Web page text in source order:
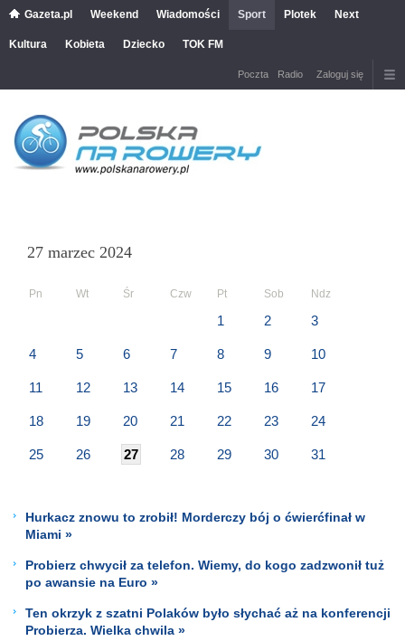
Gazeta.pl Weekend Wiadomości Sport Plotek Next
Kultura Kobieta Dziecko TOK FM
Poczta Radio Zaloguj się
27 marzec 2024
Pn Wt Śr Czw Pt Sob Ndz
1 2 3
4 5 6 7 8 9 10
11 12 13 14 15 16 17
18 19 20 21 22 23 24
25 26 27 28 29 30 31
Hurkacz znowu to zrobił! Morderczy bój o ćwierćfinał w
Miami »
Probierz chwycił za telefon. Wiemy, do kogo zadzwonił tuż
po awansie na Euro »
Ten okrzyk z szatni Polaków było słychać aż na konferencji
Probierza. Wielka chwila »